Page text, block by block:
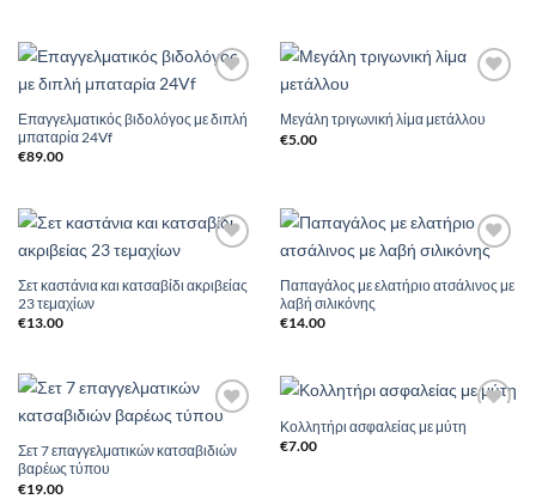
Wishlist
Επαγγελματικός βιδολόγος με διπλή
μπαταρία 24Vf
€89.00
Wishlist
Μεγάλη τριγωνική λίμα μετάλλου
€5.00
Wishlist
Σετ καστάνια και κατσαβίδι ακριβείας
23 τεμαχίων
€13.00
Add to
Wishlist
Παπαγάλος με ελατήριο ατσάλινος με
λαβή σιλικόνης
€14.00
Wishlist
Σετ 7 επαγγελματικών κατσαβιδιών
βαρέως τύπου
€19.00
Κολλητήρι ασφαλείας με μύτη
€7.00